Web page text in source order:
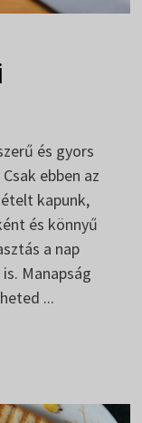
és gyors
ebben az
kapunk,
és könnyű
a nap
Manapság
...